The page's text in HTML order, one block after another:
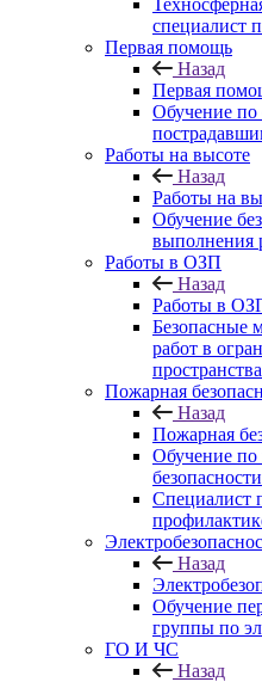
специалист
Первая помощь
Назад
Первая
Обучение
Работы на высоте
Назад
Работы на
Обучение
выполнения
Работы в ОЗП
Назад
Работы в
Безопасные
работ в
Пожарная
Назад
Пожарная
Обучение
безопасности
Специалист
Назад
Обучение
группы по
ГО И ЧС
Назад